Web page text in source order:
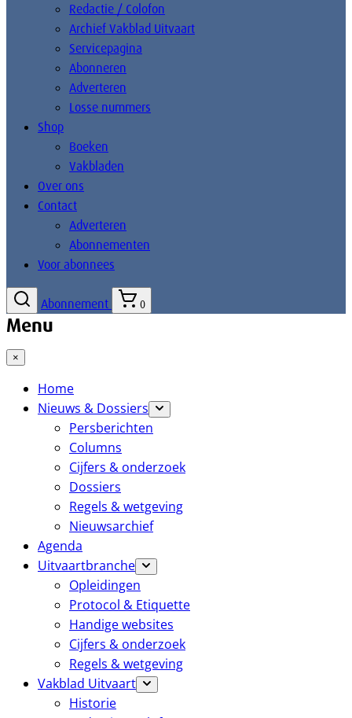
Redactie / Colofon
Archief Vakblad Uitvaart
Servicepagina
Abonneren
Adverteren
Losse nummers
Shop
Boeken
Vakbladen
Over ons
Contact
Adverteren
Abonnementen
Voor abonnees
Abonnement 0
Menu
×
Home
Nieuws & Dossiers
Persberichten
Columns
Cijfers & onderzoek
Dossiers
Regels & wetgeving
Nieuwsarchief
Agenda
Uitvaartbranche
Opleidingen
Protocol & Etiquette
Handige websites
Cijfers & onderzoek
Regels & wetgeving
Vakblad Uitvaart
Historie